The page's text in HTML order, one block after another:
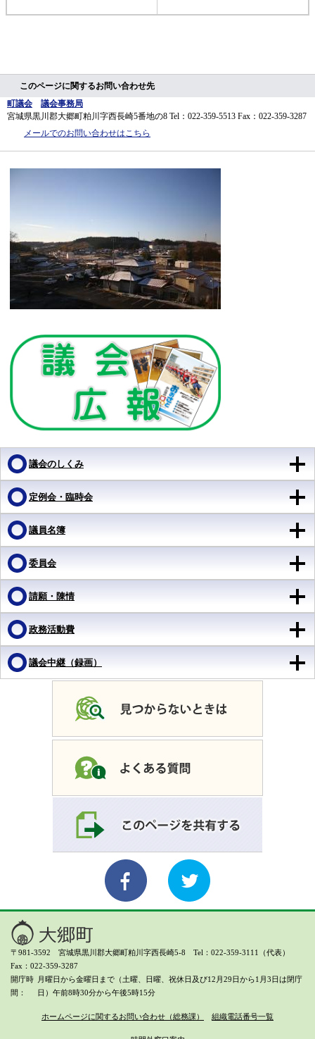
このページに関するお問い合わせ先
町議会
議会事務局
宮城県黒川郡大郷町粕川字西長崎5番地の8 Tel：022-359-5513 Fax：022-359-3287
メールでのお問い合わせはこちら
議会のしくみ
定例会・臨時会
議員名簿
委員会
請願・陳情
政務活動費
議会中継（録画）
〒981-3592 宮城県黒川郡大郷町粕川字西長崎5-8 Tel：022-359-3111（代表）
Fax：022-359-3287
開庁時
間
月曜日から金曜日まで（土曜、日曜、祝休日及び12月29日から1月3日は閉庁
日） 午前8時30分から午後5時15分
ホームページに関するお問い合わせ（総務課） 組織電話番号一覧